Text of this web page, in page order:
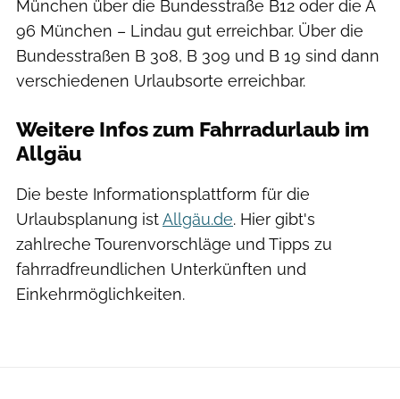
München über die Bundesstraße B12 oder die A
96 München – Lindau gut erreichbar. Über die
Bundesstraßen B 308, B 309 und B 19 sind dann
verschiedenen Urlaubsorte erreichbar.
Weitere Infos zum Fahrradurlaub im
Allgäu
Die beste Informationsplattform für die
Urlaubsplanung istAllgäu.de. Hier gibt's
zahlreche Tourenvorschläge und Tipps zu
fahrradfreundlichen Unterkünften und
Einkehrmöglichkeiten.